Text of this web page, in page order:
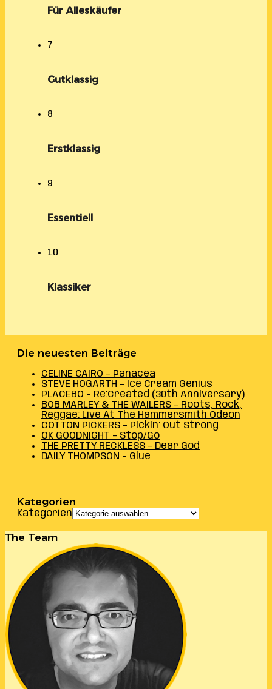
Für Alleskäufer
7
Gutklassig
8
Erstklassig
9
Essentiell
10
Klassiker
Die neuesten Beiträge
CELINE CAIRO – Panacea
STEVE HOGARTH – Ice Cream Genius
PLACEBO – Re:Created (30th Anniversary)
BOB MARLEY & THE WAILERS – Roots, Rock,
Reggae: Live At The Hammersmith Odeon
COTTON PICKERS – Pickin’ Out Strong
OK GOODNIGHT – Stop/Go
THE PRETTY RECKLESS – Dear God
DAILY THOMPSON – Glue
Kategorien
Kategorien
The Team